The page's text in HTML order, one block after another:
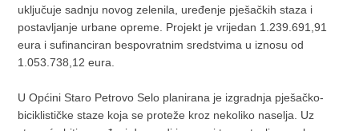
uključuje sadnju novog zelenila, uređenje pješačkih staza i
postavljanje urbane opreme. Projekt je vrijedan 1.239.691,91
eura i sufinanciran bespovratnim sredstvima u iznosu od
1.053.738,12 eura.
U Općini Staro Petrovo Selo planirana je izgradnja pješačko-
biciklističke staze koja se proteže kroz nekoliko naselja. Uz